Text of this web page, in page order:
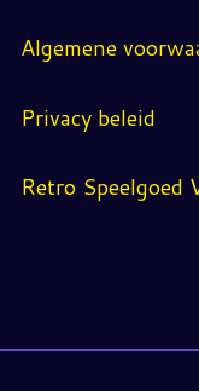
Algemene
Privacy beleid
Retro Speelgoed